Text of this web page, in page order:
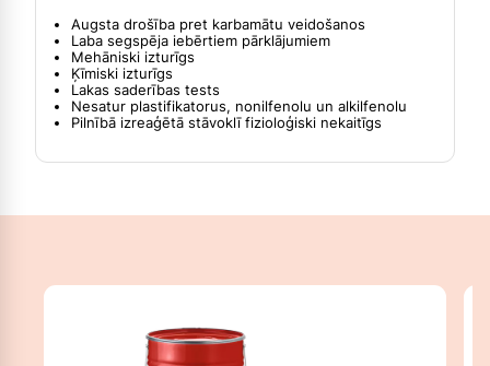
Augsta drošība pret karbamātu veidošanos
Laba segspēja iebērtiem pārklājumiem
Mehāniski izturīgs
Ķīmiski izturīgs
Lakas saderības tests
Nesatur plastifikatorus, nonilfenolu un alkilfenolu
Pilnībā izreaģētā stāvoklī fizioloģiski nekaitīgs